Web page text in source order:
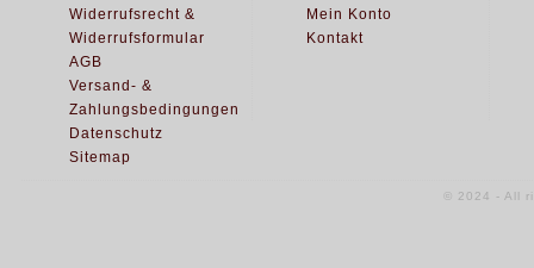
Widerrufsrecht &
Widerrufsformular
AGB
Versand- &
Zahlungsbedingungen
Datenschutz
Sitemap
Mein Konto
Kontakt
© 2024 - All